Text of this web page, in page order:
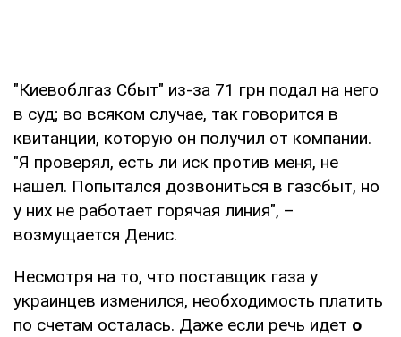
"Киевоблгаз Сбыт" из-за 71 грн подал на него
в суд; во всяком случае, так говорится в
квитанции, которую он получил от компании.
"Я проверял, есть ли иск против меня, не
нашел. Попытался дозвониться в газсбыт, но
у них не работает горячая линия", –
возмущается Денис.
Несмотря на то, что поставщик газа у
украинцев изменился, необходимость платить
по счетам осталась. Даже если речь идет о